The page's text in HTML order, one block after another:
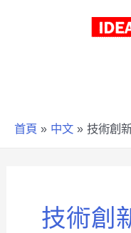
首頁 中文 技術創
技術創